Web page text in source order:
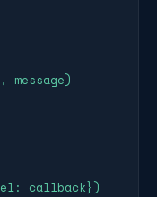
message)
callback})